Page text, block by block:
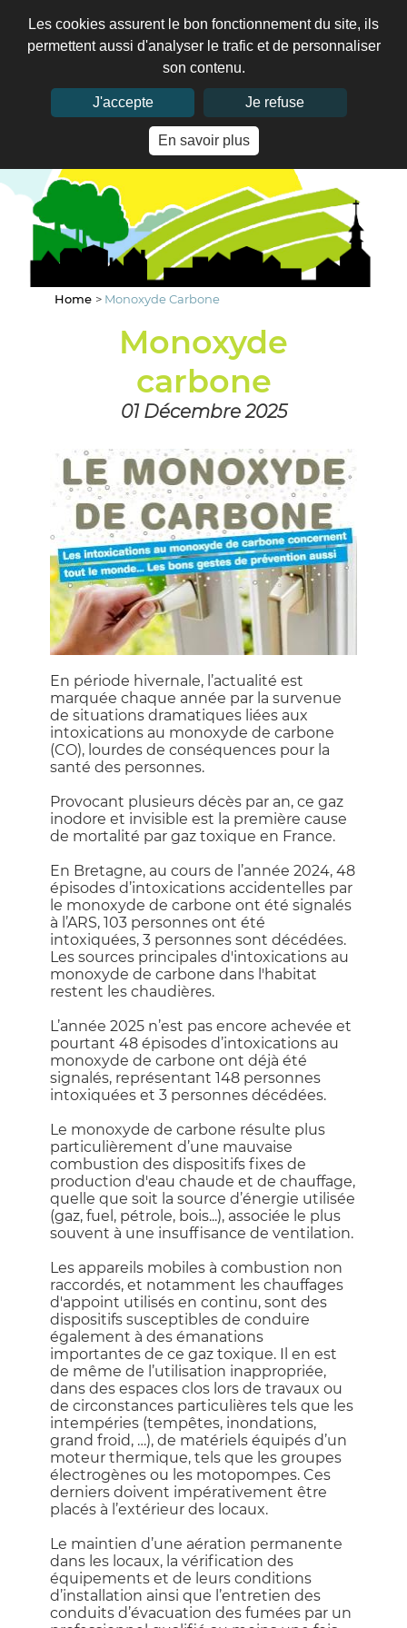
Les cookies assurent le bon fonctionnement du site, ils
permettent aussi d'analyser le trafic et de personnaliser
son contenu.
J'accepte Je refuse
En savoir plus
Home > Monoxyde Carbone
Monoxyde
carbone
01 Décembre 2025
En période hivernale, l’actualité est
marquée chaque année par la survenue
de situations dramatiques liées aux
intoxications au monoxyde de carbone
(CO), lourdes de conséquences pour la
santé des personnes.
Provocant plusieurs décès par an, ce gaz
inodore et invisible est la première cause
de mortalité par gaz toxique en France.
En Bretagne, au cours de l’année 2024, 48
épisodes d’intoxications accidentelles par
le monoxyde de carbone ont été signalés
à l’ARS, 103 personnes ont été
intoxiquées, 3 personnes sont décédées.
Les sources principales d'intoxications au
monoxyde de carbone dans l'habitat
restent les chaudières.
L’année 2025 n’est pas encore achevée et
pourtant 48 épisodes d’intoxications au
monoxyde de carbone ont déjà été
signalés, représentant 148 personnes
intoxiquées et 3 personnes décédées.
Le monoxyde de carbone résulte plus
particulièrement d’une mauvaise
combustion des dispositifs fixes de
production d'eau chaude et de chauffage,
quelle que soit la source d’énergie utilisée
(gaz, fuel, pétrole, bois...), associée le plus
souvent à une insuffisance de ventilation.
Les appareils mobiles à combustion non
raccordés, et notamment les chauffages
d'appoint utilisés en continu, sont des
dispositifs susceptibles de conduire
également à des émanations
importantes de ce gaz toxique. Il en est
de même de l’utilisation inappropriée,
dans des espaces clos lors de travaux ou
de circonstances particulières tels que les
intempéries (tempêtes, inondations,
grand froid, …), de matériels équipés d’un
moteur thermique, tels que les groupes
électrogènes ou les motopompes. Ces
derniers doivent impérativement être
placés à l’extérieur des locaux.
Le maintien d’une aération permanente
dans les locaux, la vérification des
équipements et de leurs conditions
d’installation ainsi que l’entretien des
conduits d’évacuation des fumées par un